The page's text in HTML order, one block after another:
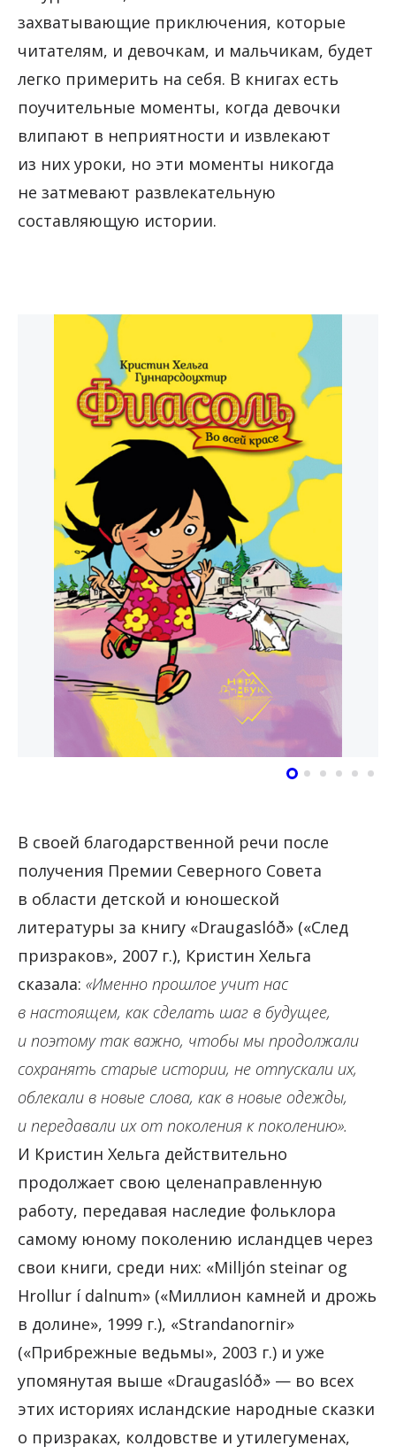
захватывающие приключения, которые
читателям, и девочкам, и мальчикам, будет
легко примерить на себя. В книгах есть
поучительные моменты, когда девочки
влипают в неприятности и извлекают
из них уроки, но эти моменты никогда
не затмевают развлекательную
составляющую истории.
В своей благодарственной речи после
получения Премии Северного Совета
в области детской и юношеской
литературы за книгу «Draugaslóð» («След
призраков», 2007 г.), Кристин Хельга
сказала: «Именно прошлое учит нас
в настоящем, как сделать шаг в будущее,
и поэтому так важно, чтобы мы продолжали
сохранять старые истории, не отпускали их,
облекали в новые слова, как в новые одежды,
и передавали их от поколения к поколению».
И Кристин Хельга действительно
продолжает свою целенаправленную
работу, передавая наследие фольклора
самому юному поколению исландцев через
свои книги, среди них: «Milljón steinar og
Hrollur í dalnum» («Миллион камней и дрожь
в долине», 1999 г.), «Strandanornir»
(«Прибрежные ведьмы», 2003 г.) и уже
упомянутая выше «Draugaslóð» — во всех
этих историях исландские народные сказки
о призраках, колдовстве и утилегуменах,